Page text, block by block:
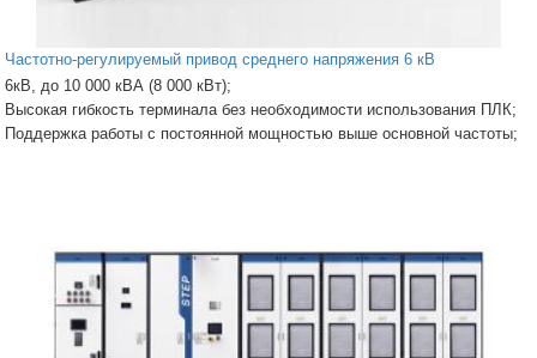
Частотно-регулируемый привод среднего напряжения 6 кВ
6кВ, до 10 000 кВА (8 000 кВт);
Высокая гибкость терминала без необходимости использования ПЛК;
Поддержка работы с постоянной мощностью выше основной частоты;